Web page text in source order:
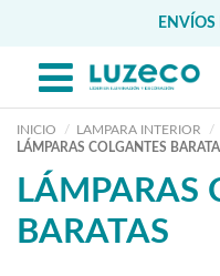
ENVÍOS
INICIO LAMPARA INTERIOR
LÁMPARAS COLGANTES
LÁMPARAS
BARATAS